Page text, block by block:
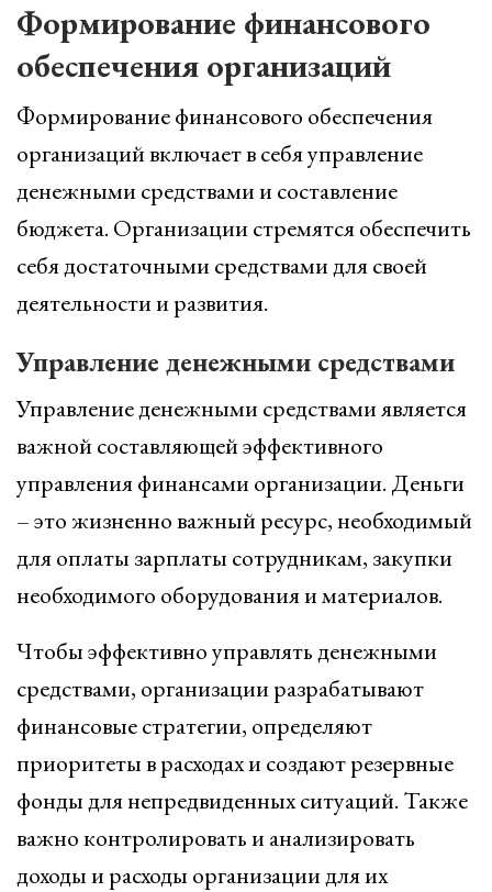
Формирование финансового
обеспечения организаций
Формирование финансового обеспечения
организаций включает в себя управление
денежными средствами и составление
бюджета. Организации стремятся обеспечить
себя достаточными средствами для своей
деятельности и развития.
Управление денежными средствами
Управление денежными средствами является
важной составляющей эффективного
управления финансами организации. Деньги
– это жизненно важный ресурс, необходимый
для оплаты зарплаты сотрудникам, закупки
необходимого оборудования и материалов.
Чтобы эффективно управлять денежными
средствами, организации разрабатывают
финансовые стратегии, определяют
приоритеты в расходах и создают резервные
фонды для непредвиденных ситуаций. Также
важно контролировать и анализировать
доходы и расходы организации для их